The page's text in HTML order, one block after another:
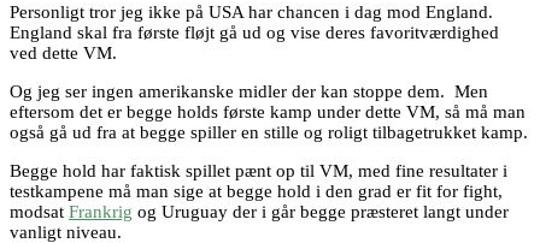
Personligt tror jeg ikke på USA har chancen i dag mod England.
England skal fra første fløjt gå ud og vise deres favoritværdighed
ved dette VM.
Og jeg ser ingen amerikanske midler der kan stoppe dem. Men
eftersom det er begge holds første kamp under dette VM, så må man
også gå ud fra at begge spiller en stille og roligt tilbagetrukket kamp.
Begge hold har faktisk spillet pænt op til VM, med fine resultater i
testkampene må man sige at begge hold i den grad er fit for fight,
modsat Frankrig og Uruguay der i går begge præsteret langt under
vanligt niveau.